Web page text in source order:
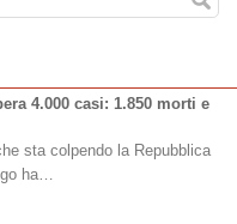
4.000 casi: 1.850 morti e
sta colpendo la Repubblica
ha…